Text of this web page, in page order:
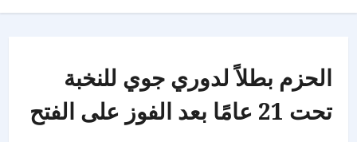
الحزم بطلاً لدوري جوي للنخبة
تحت 21 عامًا بعد الفوز على الفتح